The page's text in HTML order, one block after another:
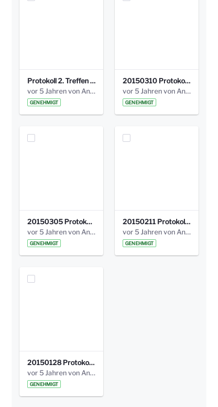
Protokoll 2. Treffen 20140315 AG Bismarckplatz.pdf
vor 5 Jahren von Anni Schlumberger
GENEHMIGT
20150310 Protokoll Bismarckplatz_UrbanG_02.pdf
vor 5 Jahren von Anni Schlumberger
GENEHMIGT
20150305 Protokoll Bismarckplatz _UrbanG_01.pdf
vor 5 Jahren von Anni Schlumberger
GENEHMIGT
20150211 Protokoll Bismarckplatz_Jugend_02b.pdf
vor 5 Jahren von Anni Schlumberger
GENEHMIGT
20150128 Protokoll Bismarckplatz_Jugend_01.pdf
vor 5 Jahren von Anni Schlumberger
GENEHMIGT